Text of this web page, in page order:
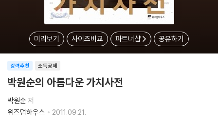
미리보기 사이즈비교 파트너샵 공유하기
소득공제
강력추천
박원순의 아름다운 가치사전
박원순 저
위즈덤하우스
2011.09.21.